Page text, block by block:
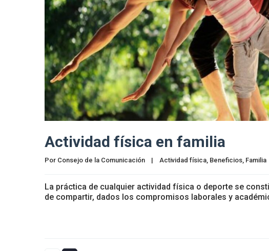
Actividad física en familia
Por Consejo de la Comunicación | Actividad física, Beneficios, Familia
La práctica de cualquier actividad física o deporte se
de compartir, dados los compromisos laborales y